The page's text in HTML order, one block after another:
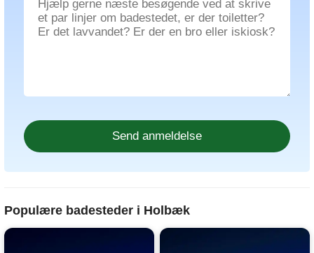
Populære badesteder i Holbæk